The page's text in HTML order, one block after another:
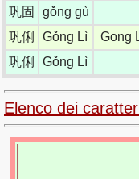
巩固
gǒng gù
巩俐
Gǒng Lì
Gong
巩俐
Gǒng Lì
Elenco dei